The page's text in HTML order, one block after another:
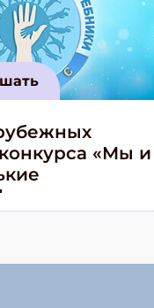
«Мы и